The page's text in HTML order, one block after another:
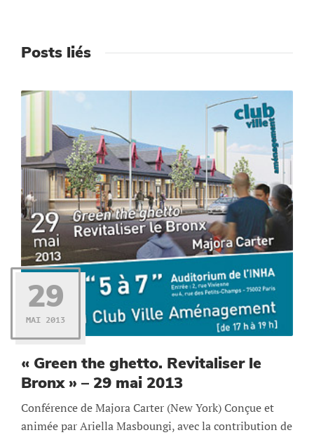
Posts liés
29
MAI 2013
« Green the ghetto. Revitaliser le
Bronx » – 29 mai 2013
Conférence de Majora Carter (New York) Conçue et
animée par Ariella Masboungi, avec la contribution de